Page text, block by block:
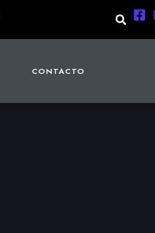
CONTACTO